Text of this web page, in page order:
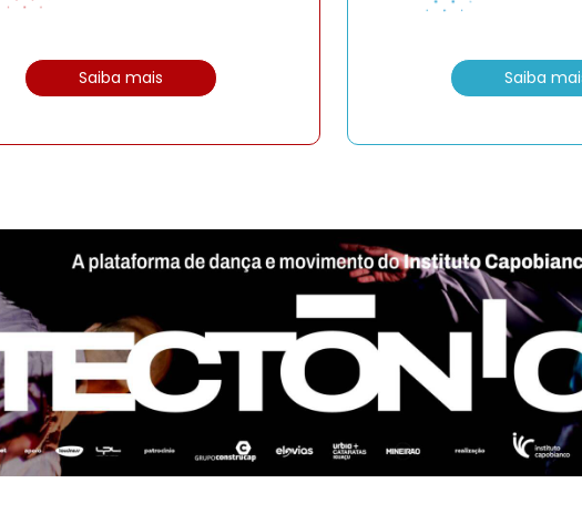
Saiba mais Saiba